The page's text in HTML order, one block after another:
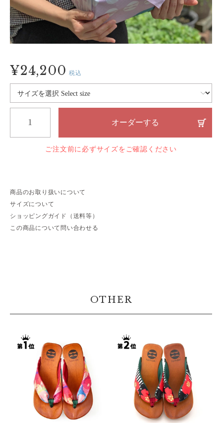
¥24,200 税込
オーダーする
ご注文前に必ずサイズをご確認ください
商品のお取り扱いについて
サイズについて
ショッピングガイド（送料等）
この商品について問い合わせる
OTHER